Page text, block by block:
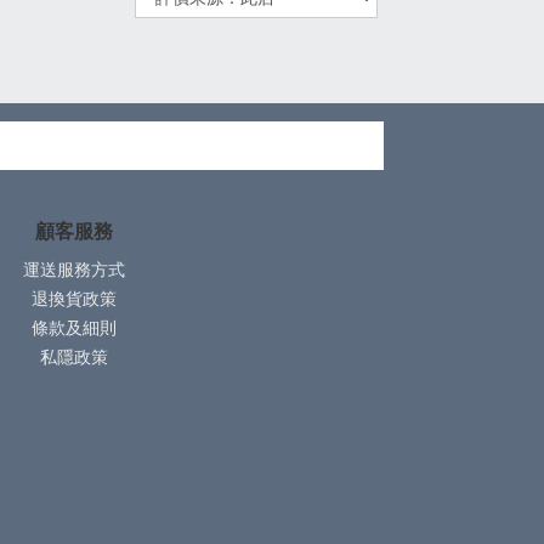
顧客服務
運送服務方式
退換貨政策
條款及細則
私隱政策